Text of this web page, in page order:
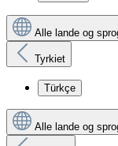
Alle lande og
Tyrkiet
Türkçe
Alle lande og